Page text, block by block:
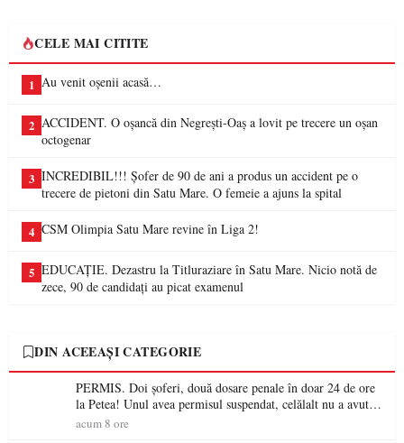
CELE MAI CITITE
1 Au venit oșenii acasă…
2 ACCIDENT. O oșancă din Negrești-Oaș a lovit pe trecere un oșan
octogenar
3 INCREDIBIL!!! Șofer de 90 de ani a produs un accident pe o
trecere de pietoni din Satu Mare. O femeie a ajuns la spital
4 CSM Olimpia Satu Mare revine în Liga 2!
5 EDUCAȚIE. Dezastru la Titluraziare în Satu Mare. Nicio notă de
zece, 90 de candidați au picat examenul
DIN ACEEAȘI CATEGORIE
PERMIS. Doi șoferi, două dosare penale în doar 24 de ore
la Petea! Unul avea permisul suspendat, celălalt nu a avut
niciodată permis
acum 8 ore